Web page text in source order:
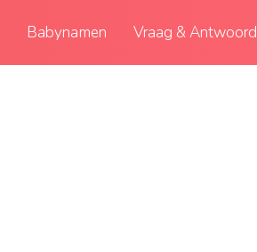
Babynamen Vraag & Antwoord